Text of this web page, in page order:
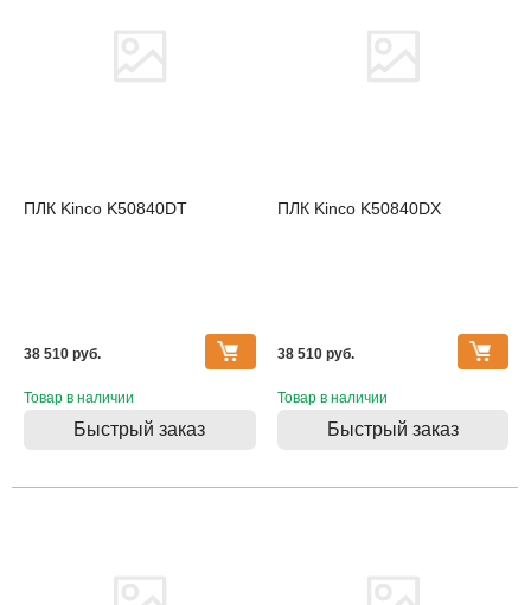
ПЛК Kinco K50840DT
38 510 pуб.
Товар в наличии
Быстрый заказ
ПЛК Kinco K50840DX
38 510 pуб.
Товар в наличии
Быстрый заказ